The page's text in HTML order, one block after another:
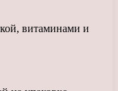
витаминами и